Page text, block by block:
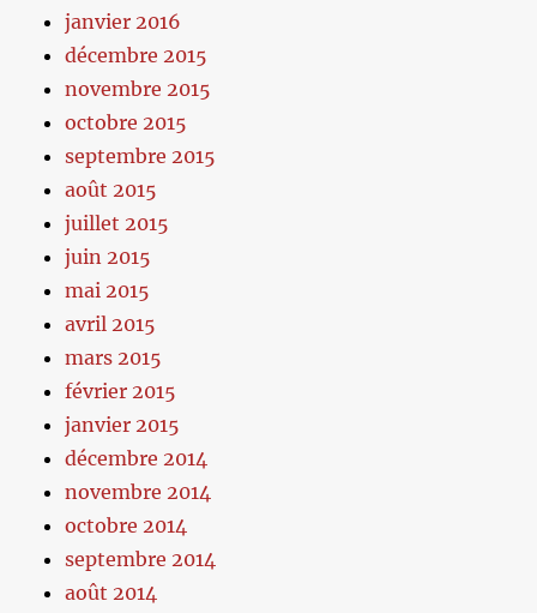
janvier 2016
décembre 2015
novembre 2015
octobre 2015
septembre 2015
août 2015
juillet 2015
juin 2015
mai 2015
avril 2015
mars 2015
février 2015
janvier 2015
décembre 2014
novembre 2014
octobre 2014
septembre 2014
août 2014